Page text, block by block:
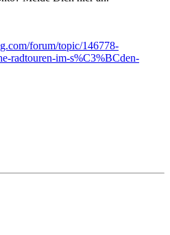
forum/topic/146778-
radtouren-im-s%C3%BCden-